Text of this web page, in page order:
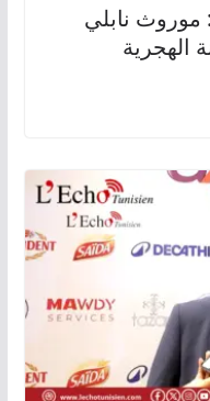
موروث نابلي
الهجرية